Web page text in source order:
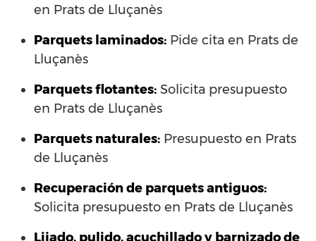
en Prats de Lluçanès
Parquets laminados: Pide cita en Prats de
Lluçanès
Parquets flotantes: Solicita presupuesto
en Prats de Lluçanès
Parquets naturales: Presupuesto en Prats
de Lluçanès
Recuperación de parquets antiguos:
Solicita presupuesto en Prats de Lluçanès
Lijado, pulido, acuchillado y barnizado de